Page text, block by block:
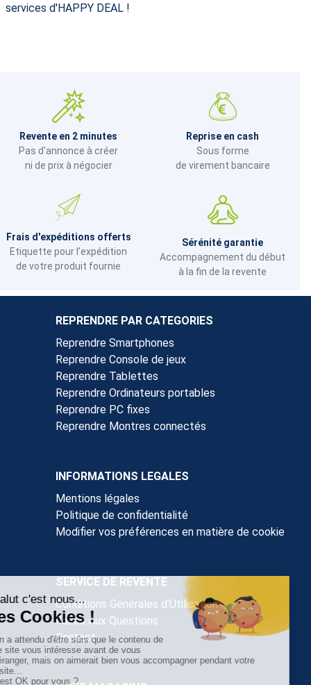
services d'HAPPY DEAL !
Revente en 2 minutes
Pas d'annonce à créer
ni de prix à négocier
Reprise en cash
Sous forme
de virement bancaire
Frais d'expéditions offerts
Etiquette pour l’expédition
de votre produit fournie
Sérénité garantie
Accompagnement du début
à la fin de la revente
REPRENDRE PAR CATEGORIES
Reprendre Smartphones
Reprendre Console de jeux
Reprendre Tablettes
Reprendre Ordinateurs portables
Reprendre PC fixes
Reprendre Montres connectés
INFORMATIONS LEGALES
Mentions légales
Politique de confidentialité
Modifier vos préférences en matière de cookie
SERVICE DE REVENTE
Conditions Générales d'Utilisation
Foires Aux Questions
Contact